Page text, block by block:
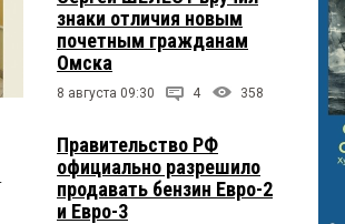
знаки отличия новым
почетным гражданам
Омска
8 августа 09:30 4 358
Правительство РФ
официально разрешило
продавать бензин Евро-2
и Евро-3